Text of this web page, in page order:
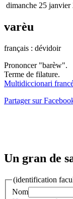
dimanche 25 janvier
varèu
français : dévidoir
Prononcer "barèw".
Terme de filature.
Multidiccionari
Partager sur
Un gran de
(identification
Nom